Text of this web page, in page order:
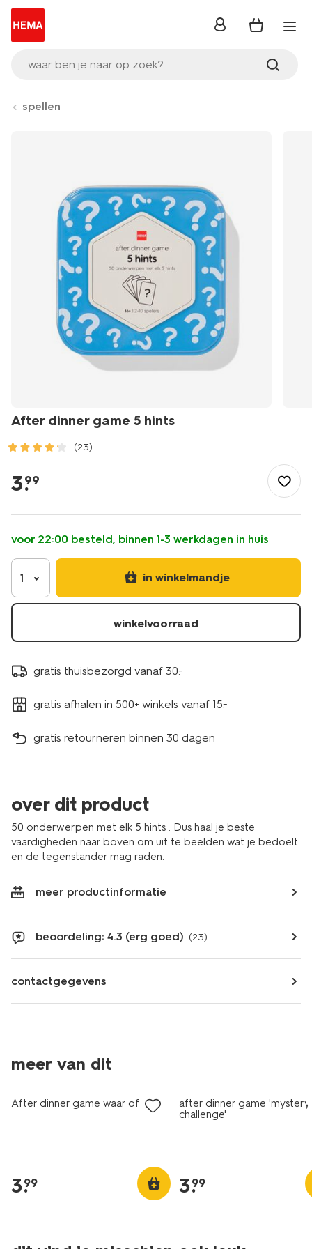
waar ben je naar op zoek?
inloggen
spellen
After dinner game 5 hints
(23)
hobby/spellen/after-
dinner-
5-
-61160332.html
3.
99
voor 22:00 besteld, binnen 1-3 werkdagen in huis
1 in winkelmandje
winkelvoorraad
gratis thuisbezorgd vanaf 30.-
gratis afhalen in 500+ winkels vanaf 15.-
gratis retourneren binnen 30 dagen
over dit product
50 onderwerpen met elk 5 hints . Dus haal je beste
vaardigheden naar boven om uit te beelden wat je bedoelt
en de tegenstander mag raden.
meer productinformatie
beoordeling: 4.3 (erg goed) (23)
contactgegevens
meer van dit
After dinner game waar of niet
3.
99
after dinner game 'mystery
challenge'
3.
99